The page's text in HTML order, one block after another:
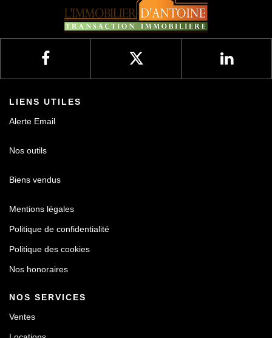
LIENS UTILES
Alerte Email
Nos outils
Biens vendus
Mentions légales
Politique de confidentialité
Politique des cookies
Nos honoraires
NOS SERVICES
Ventes